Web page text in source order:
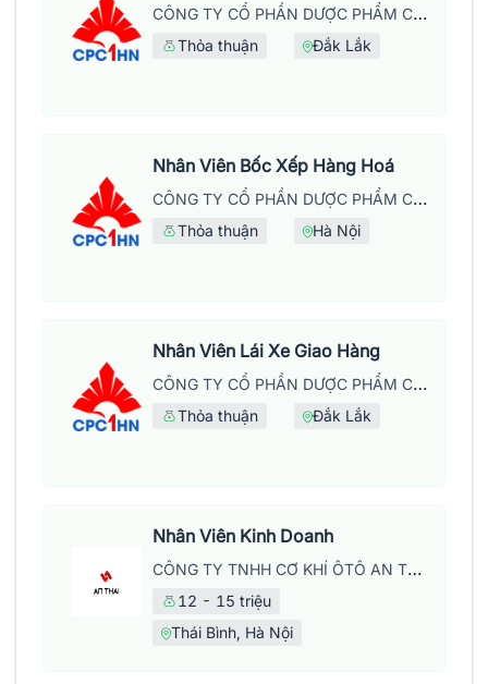
CÔNG TY CỔ PHẦN DƯỢC PHẨM CPC1 HÀ NỘI
Thỏa thuận Đắk Lắk
Nhân Viên Bốc Xếp Hàng Hoá
CÔNG TY CỔ PHẦN DƯỢC PHẨM CPC1 HÀ NỘI
Thỏa thuận Hà Nội
Nhân Viên Lái Xe Giao Hàng
CÔNG TY CỔ PHẦN DƯỢC PHẨM CPC1 HÀ NỘI
Thỏa thuận Đắk Lắk
Nhân Viên Kinh Doanh
CÔNG TY TNHH CƠ KHÍ ÔTÔ AN THÁI
12 - 15 triệu
Thái Bình, Hà Nội